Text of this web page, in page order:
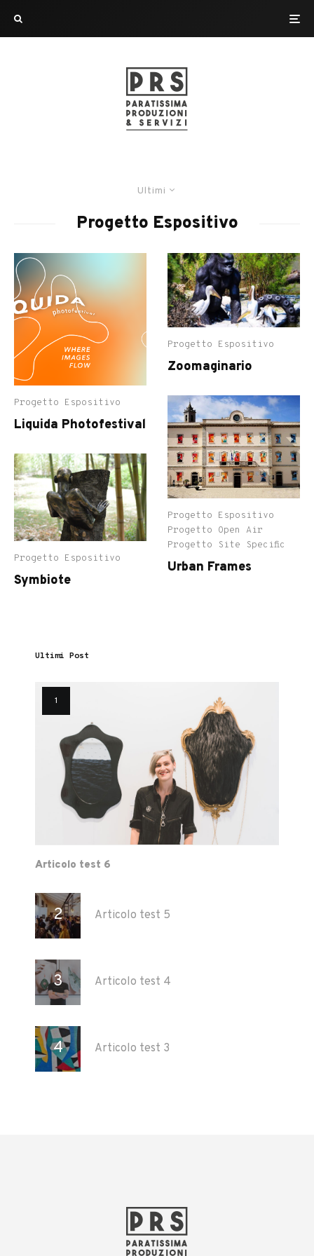
Ultimi
Progetto Espositivo
Progetto Espositivo
Liquida Photofestival
Progetto Espositivo
Symbiote
Progetto Espositivo
Zoomaginario
Progetto Espositivo
Progetto Open Air
Progetto Site Specific
Urban Frames
Ultimi Post
Articolo test 6
Articolo test 5
Articolo test 4
Articolo test 3